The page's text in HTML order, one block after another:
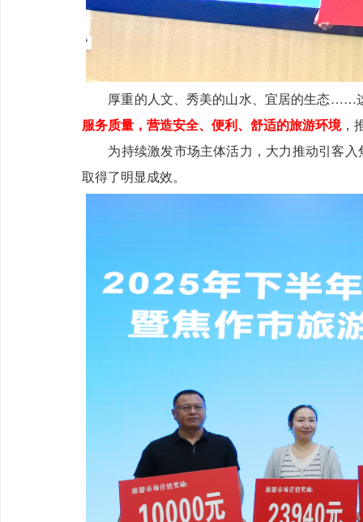
厚重的人文、秀美的山水、宜居的生态……这
服务质量，营造安全、便利、舒适的旅游环境，
为持续激发市场主体活力，大力推动引客入
取得了明显成效。